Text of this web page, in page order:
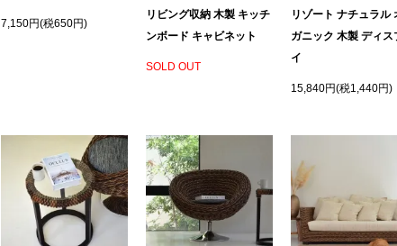
7,150円(税650円)
リビング収納 木製 キッチ
ンボード キャビネット
SOLD OUT
リゾート ナチュラル
ガニック 木製 ディス
イ
15,840円(税1,440円)